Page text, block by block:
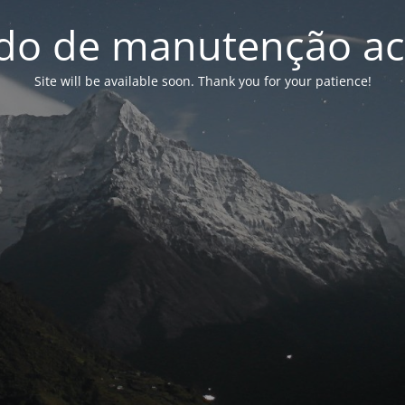
de manutenção
Site will be available soon. Thank you for your patience!